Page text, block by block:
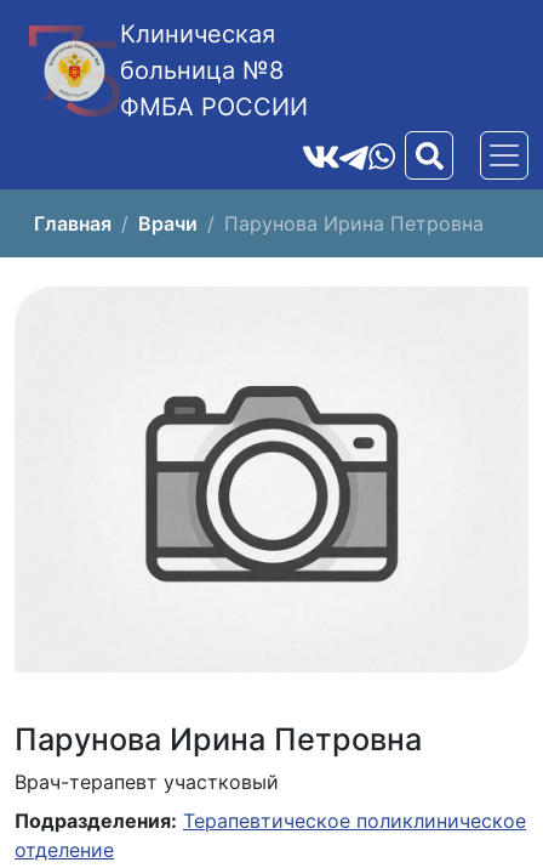
Клиническая
больница №8
ФМБА РОССИИ
Главная Врачи Парунова Ирина Петровна
Парунова Ирина Петровна
Врач-терапевт участковый
Подразделения: Терапевтическое поликлиническое
отделение